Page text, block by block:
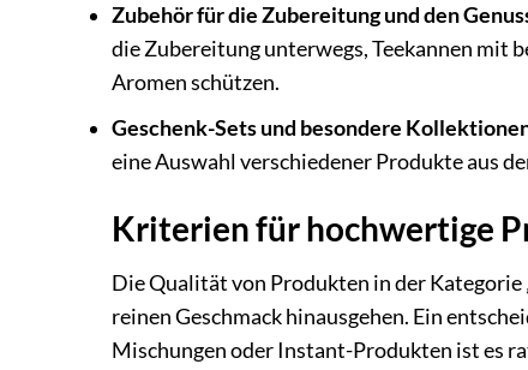
Zubehör für die Zubereitung und den
die Zubereitung unterwegs, Teekannen mit
Aromen schützen.
Geschenk-Sets und besondere
eine Auswahl verschiedener Produkte aus
Kriterien für hochwertige
Die Qualität von Produkten in der Kategorie
reinen Geschmack hinausgehen. Ein
Mischungen oder Instant-Produkten ist es